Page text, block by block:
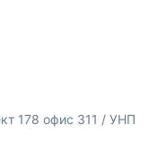
178 офис 311 / УНП